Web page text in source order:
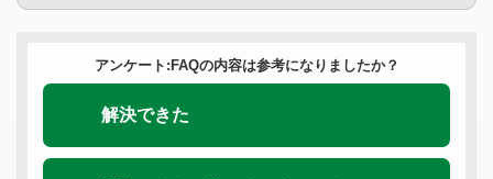
アンケート:FAQの内容は参考になりましたか？
解決できた